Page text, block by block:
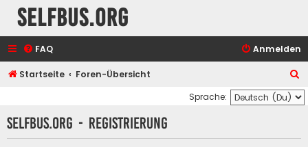
selfbus.org
FAQ Anmelden
Startseite Foren-Übersicht
u
c
Sprache:
selfbus.org - Registrierung